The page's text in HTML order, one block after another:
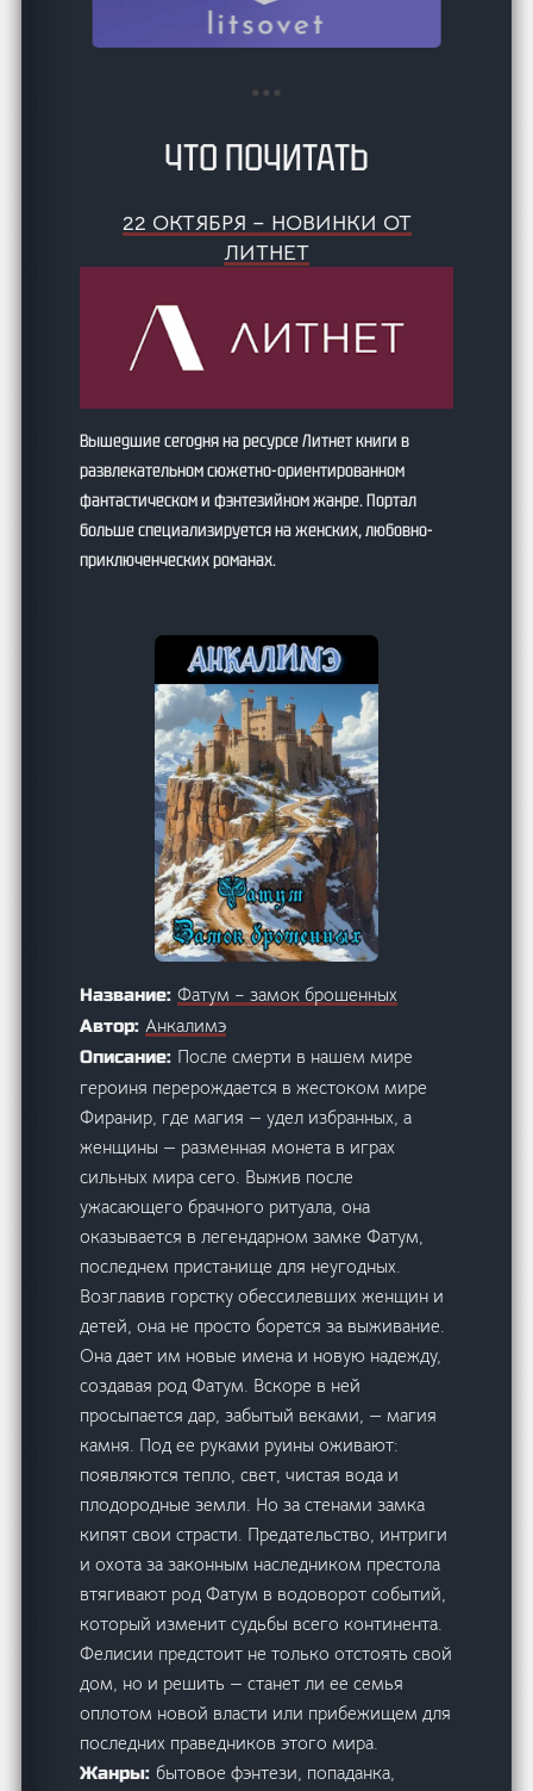
ЧТО ПОЧИТАТЬ
22 ОКТЯБРЯ – НОВИНКИ ОТ
ЛИТНЕТ
Вышедшие сегодня на ресурсе Литнет книги в
развлекательном сюжетно-ориентированном
фантастическом и фэнтезийном жанре. Портал
больше специализируется на женских, любовно-
приключенческих романах.
Название:Фатум – замок брошенных
Автор:Анкалимэ
Описание: После смерти в нашем мире
героиня перерождается в жестоком мире
Фиранир, где магия — удел избранных, а
женщины — разменная монета в играх
сильных мира сего. Выжив после
ужасающего брачного ритуала, она
оказывается в легендарном замке Фатум,
последнем пристанище для неугодных.
Возглавив горстку обессилевших женщин и
детей, она не просто борется за выживание.
Она дает им новые имена и новую надежду,
создавая род Фатум. Вскоре в ней
просыпается дар, забытый веками, — магия
камня. Под ее руками руины оживают:
появляются тепло, свет, чистая вода и
плодородные земли. Но за стенами замка
кипят свои страсти. Предательство, интриги
и охота за законным наследником престола
втягивают род Фатум в водоворот событий,
который изменит судьбы всего континента.
Фелисии предстоит не только отстоять свой
дом, но и решить — станет ли ее семья
оплотом новой власти или прибежищем для
последних праведников этого мира.
Жанры:бытовое фэнтези, попаданка,